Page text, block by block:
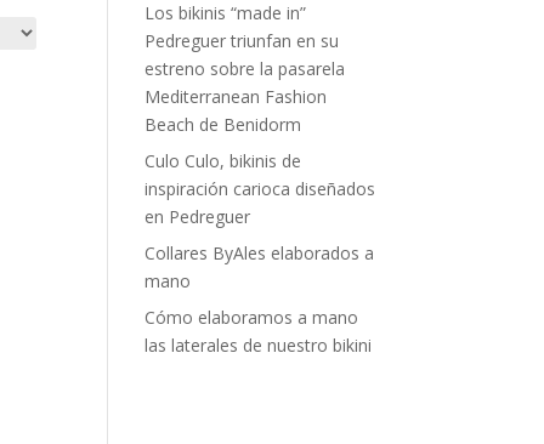
Los bikinis “made in”
Pedreguer triunfan en su
estreno sobre la pasarela
Mediterranean Fashion
Beach de Benidorm
Culo Culo, bikinis de
inspiración carioca diseñados
en Pedreguer
Collares ByAles elaborados a
mano
Cómo elaboramos a mano
las laterales de nuestro bikini